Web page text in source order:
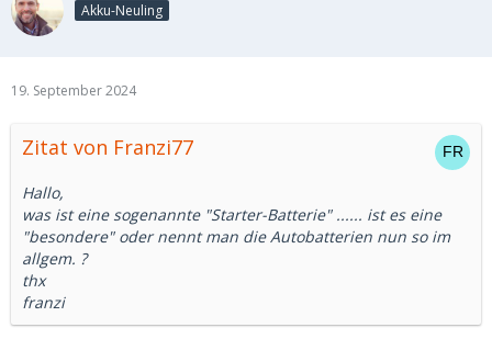
Akku-Neuling
19. September 2024
Zitat von Franzi77
Hallo,
was ist eine sogenannte "Starter-Batterie" ...... ist es eine
"besondere" oder nennt man die Autobatterien nun so im
allgem. ?
thx
franzi